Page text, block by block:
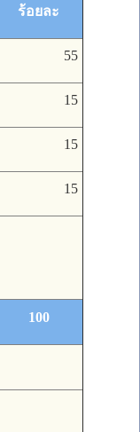
ร้อยละ
55
15
15
15
100